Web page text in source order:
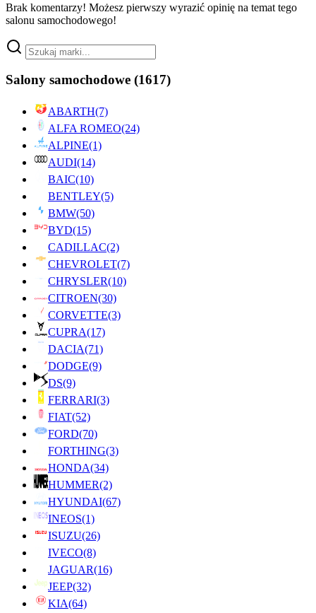
Brak komentarzy! Możesz pierwszy wyrazić opinię na temat tego
salonu samochodowego!
Salony samochodowe (1617)
ABARTH(7)
ALFA ROMEO(24)
ALPINE(1)
AUDI(14)
BAIC(10)
BENTLEY(5)
BMW(50)
BYD(15)
CADILLAC(2)
CHEVROLET(7)
CHRYSLER(10)
CITROEN(30)
CORVETTE(3)
CUPRA(17)
DACIA(71)
DODGE(9)
DS(9)
FERRARI(3)
FIAT(52)
FORD(70)
FORTHING(3)
HONDA(34)
HUMMER(2)
HYUNDAI(67)
INEOS(1)
ISUZU(26)
IVECO(8)
JAGUAR(16)
JEEP(32)
KIA(64)